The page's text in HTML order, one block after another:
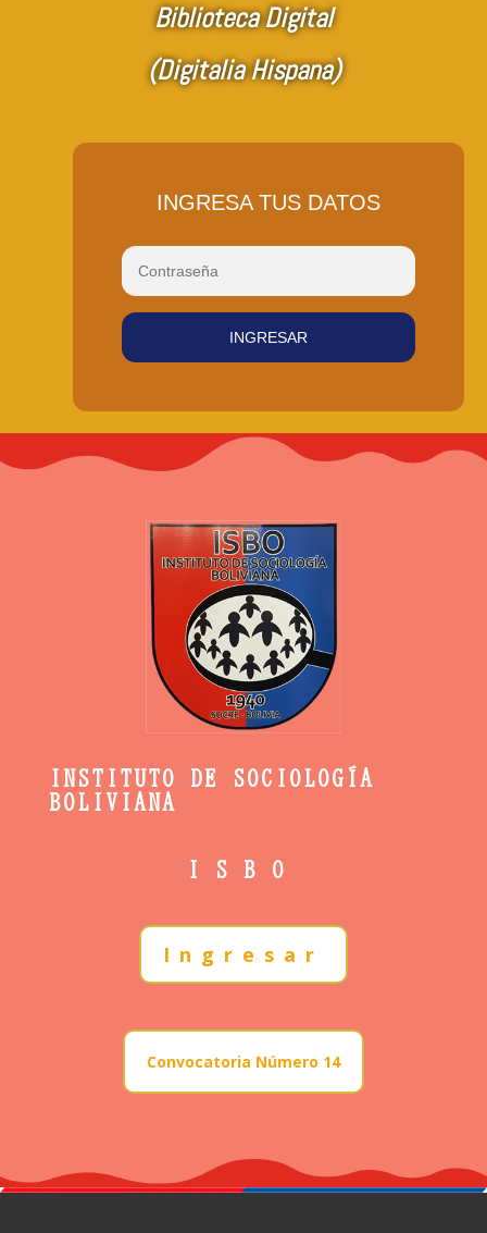
Biblioteca Digital
(Digitalia Hispana)
INGRESA TUS DATOS
INGRESAR
INSTITUTO DE SOCIOLOGÍA
BOLIVIANA
ISBO
Ingresar
Convocatoria Número 14